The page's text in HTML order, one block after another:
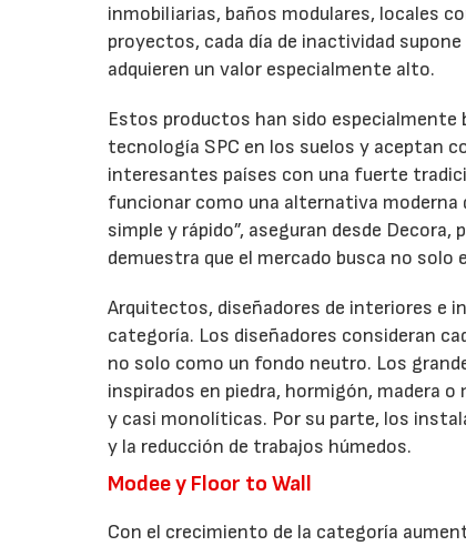
inmobiliarias, baños modulares, locales
proyectos, cada día de inactividad
adquieren un valor especialmente alto.
Estos productos han sido especialmente
tecnología SPC en los suelos y aceptan
interesantes países con una fuerte
funcionar como una alternativa moderna
simple y rápido”, aseguran desde
demuestra que el mercado busca no
Arquitectos, diseñadores de interiores e
categoría. Los diseñadores consideran
no solo como un fondo neutro. Los
inspirados en piedra, hormigón, madera
y casi monolíticas. Por su parte, los
y la reducción de trabajos húmedos.
Modee y Floor to Wall
Con el crecimiento de la categoría